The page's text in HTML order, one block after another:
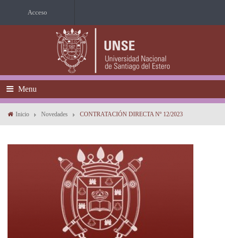
Acceso
Menu
Inicio Novedades CONTRATACIÓN DIRECTA Nº 12/2023